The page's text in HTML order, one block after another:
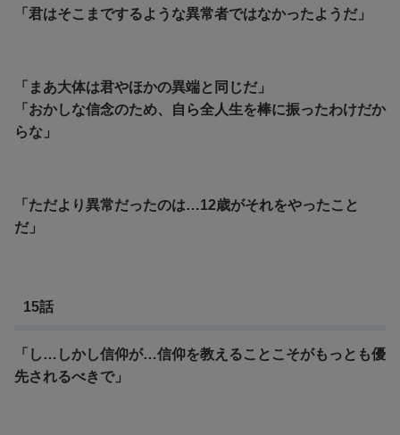
「君はそこまでするような異常者ではなかったようだ」
「まあ大体は君やほかの異端と同じだ」
「おかしな信念のため、自ら全人生を棒に振ったわけだか
らな」
「ただより異常だったのは…12歳がそれをやったこと
だ」
15話
「し…しかし信仰が…信仰を教えることこそがもっとも優
先されるべきで」